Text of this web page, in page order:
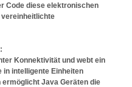
Code diese elektronischen
vereinheitlichte
Konnektivität und webt ein
in intelligente Einheiten
Java Geräten die